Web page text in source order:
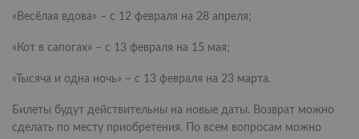
«Весёлая вдова» – с 12 февраля на 28 апреля;
«Кот в сапогах» – с 13 февраля на 15 мая;
«Тысяча и одна ночь» – с 13 февраля на 23 марта.
Билеты будут действительны на новые даты. Возврат можно
сделать по месту приобретения. По всем вопросам можно